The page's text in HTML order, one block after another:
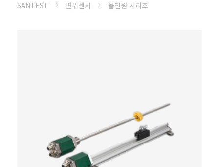
SANTEST 변위센서 올인원 시리즈